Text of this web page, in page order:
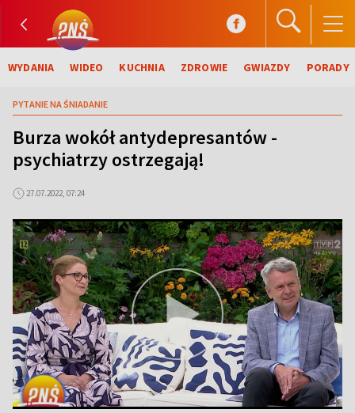
WYDANIA WIDEO KUCHNIA ZDROWIE GWIAZDY PORADY
PYTANIE NA ŚNIADANIE
Burza wokół antydepresantów -
psychiatrzy ostrzegają!
27.07.2022, 07:24